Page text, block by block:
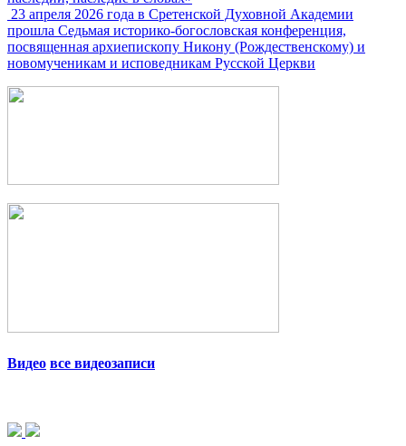
23 апреля 2026 года в Сретенской Духовной Академии
прошла Седьмая историко-богословская конференция,
посвященная архиепископу Никону (Рождественскому) и
новомученикам и исповедникам Русской Церкви
Видео все видеозаписи